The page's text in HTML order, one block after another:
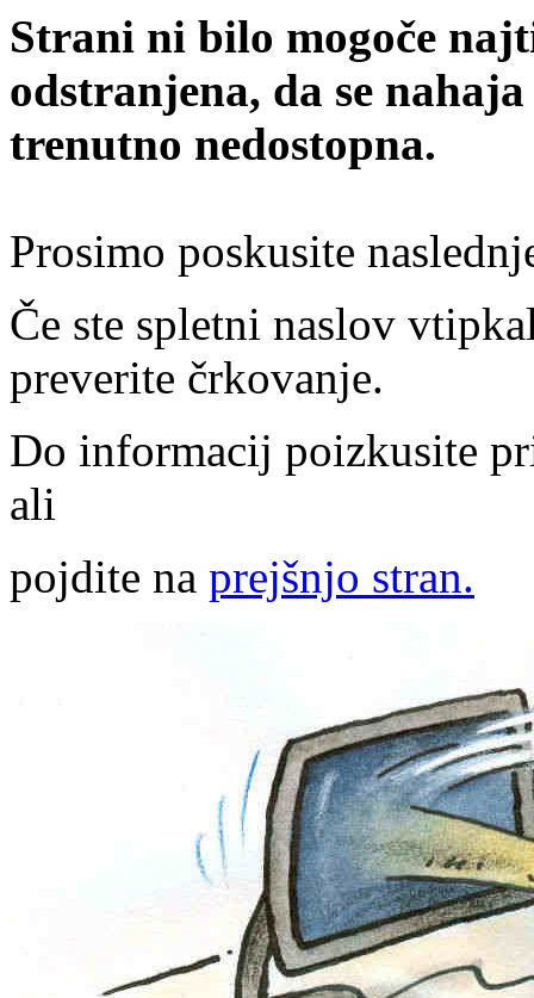
Strani ni bilo mogoče
odstranjena, da se
trenutno nedostopna.
Prosimo poskusite
Če ste spletni naslov
preverite črkovanje.
Do informacij poizkusite
ali
pojdite na prejšnjo stran.